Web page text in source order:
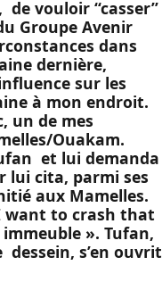
de vouloir “casser”
Groupe Avenir
dans
dernière,
sur les
à mon endroit.
un de mes
Ouakam.
et lui demanda
lui cita, parmi ses
aux Mamelles.
want to crash that
». Tufan,
s’en ouvrit